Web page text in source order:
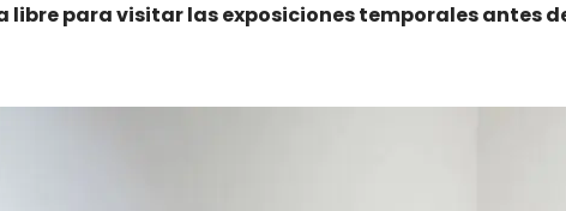
libre para visitar las exposiciones temporales antes